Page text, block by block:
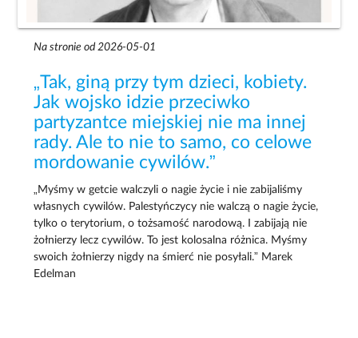
Na stronie od 2026-05-01
„Tak, giną przy tym dzieci, kobiety.
Jak wojsko idzie przeciwko
partyzantce miejskiej nie ma innej
rady. Ale to nie to samo, co celowe
mordowanie cywilów.”
„Myśmy w getcie walczyli o nagie życie i nie zabijaliśmy
własnych cywilów. Palestyńczycy nie walczą o nagie życie,
tylko o terytorium, o tożsamość narodową. I zabijają nie
żołnierzy lecz cywilów. To jest kolosalna różnica. Myśmy
swoich żołnierzy nigdy na śmierć nie posyłali.” Marek
Edelman